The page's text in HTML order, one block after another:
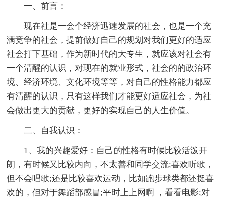
一、前言：
现在社是一会个经济迅速发展的社会，也是一个充
满竞争的社会，提前做好自己的规划对我们更好的适应
社会打下基础，作为新时代的大专生，就应该对社会有
一个清醒的认识，对现在的就业形式，社会的的政治环
境、经济环境、文化环境等等，对自己的性格能力都应
有清醒的认识，只有这样我们才能更好适应社会，为社
会做出更大的贡献，更好的实现自己的人生价值。
二、自我认识：
1、我的兴趣爱好：自己的性格有时候比较活泼开
朗，有时候又比较内向，不太善和同学交流;喜欢听歌，
但不会唱歌;还是比较喜欢运动，比如跑步球类都还挺喜
欢的，但对于舞蹈部感冒;平时上上网啊 ，看看电影;对